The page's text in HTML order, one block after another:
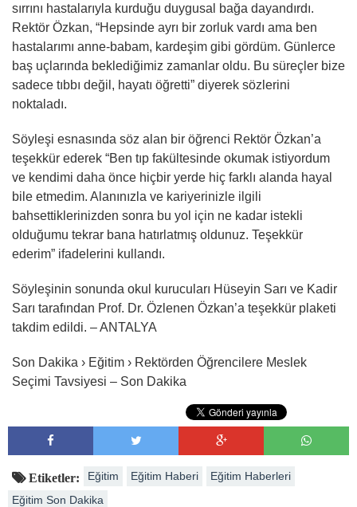
sırrını hastalarıyla kurduğu duygusal bağa dayandırdı.
Rektör Özkan, “Hepsinde ayrı bir zorluk vardı ama ben
hastalarımı anne-babam, kardeşim gibi gördüm. Günlerce
baş uçlarında beklediğimiz zamanlar oldu. Bu süreçler bize
sadece tıbbı değil, hayatı öğretti” diyerek sözlerini
noktaladı.
Söyleşi esnasında söz alan bir öğrenci Rektör Özkan’a
teşekkür ederek “Ben tıp fakültesinde okumak istiyordum
ve kendimi daha önce hiçbir yerde hiç farklı alanda hayal
bile etmedim. Alanınızla ve kariyerinizle ilgili
bahsettiklerinizden sonra bu yol için ne kadar istekli
olduğumu tekrar bana hatırlatmış oldunuz. Teşekkür
ederim” ifadelerini kullandı.
Söyleşinin sonunda okul kurucuları Hüseyin Sarı ve Kadir
Sarı tarafından Prof. Dr. Özlenen Özkan’a teşekkür plaketi
takdim edildi. – ANTALYA
Son Dakika › Eğitim › Rektörden Öğrencilere Meslek
Seçimi Tavsiyesi – Son Dakika
Etiketler: Eğitim Eğitim Haberi
Eğitim Haberleri
Eğitim Son Dakika